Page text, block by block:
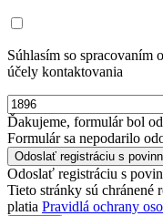
Súhlasím so spracovaním
účely kontaktovania
Ďakujeme, formulár bol
Formulár sa nepodarilo
Odoslať registráciu s
Tieto stránky sú
platia Pravidlá ochrany